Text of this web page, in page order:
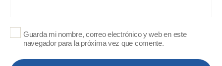
Guarda mi nombre, correo electrónico y web en este
navegador para la próxima vez que comente.